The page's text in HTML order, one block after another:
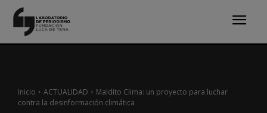
Inicio ACTUALIDAD
Maldito Clima: un proyecto para luchar
contra la desinformación climática